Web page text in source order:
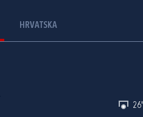
HRVATSKA
26'